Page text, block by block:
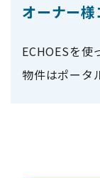
オーナー様
ECHOESを使
物件はポータ